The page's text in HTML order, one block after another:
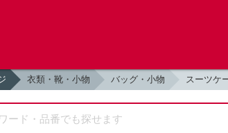
衣類・靴・小物 バッグ・小物 スーツケ